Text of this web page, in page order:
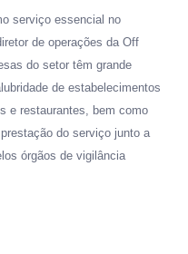
serviço essencial no
de operações da Off
do setor têm grande
de estabelecimentos
e restaurantes, bem como
do serviço junto a
órgãos de vigilância